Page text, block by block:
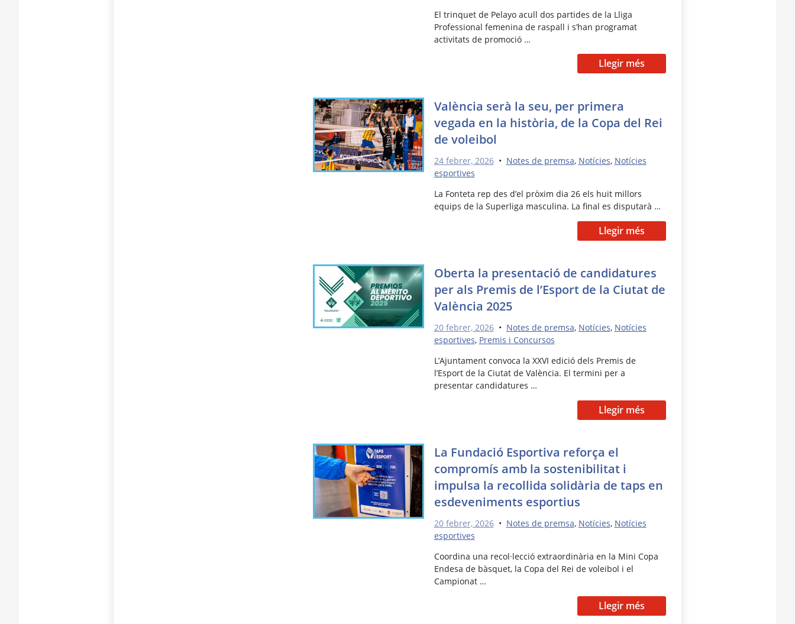
El trinquet de Pelayo acull dos partides de la Lliga
Professional femenina de raspall i s’han programat
activitats de promoció …
Llegir més
València serà la seu, per primera
vegada en la història, de la Copa del Rei
de voleibol
24 febrer, 2026• Notes de premsa, Notícies, Notícies
esportives
La Fonteta rep des d’el pròxim dia 26 els huit millors
equips de la Superliga masculina. La final es disputarà …
Llegir més
Oberta la presentació de candidatures
per als Premis de l’Esport de la Ciutat de
València 2025
20 febrer, 2026• Notes de premsa, Notícies, Notícies
esportives, Premis i Concursos
L’Ajuntament convoca la XXVI edició dels Premis de
l’Esport de la Ciutat de València. El termini per a
presentar candidatures …
Llegir més
La Fundació Esportiva reforça el
compromís amb la sostenibilitat i
impulsa la recollida solidària de taps en
esdeveniments esportius
20 febrer, 2026• Notes de premsa, Notícies, Notícies
esportives
Coordina una recol·lecció extraordinària en la Mini Copa
Endesa de bàsquet, la Copa del Rei de voleibol i el
Campionat …
Llegir més